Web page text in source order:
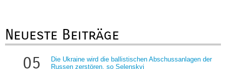
Neueste Beiträge
05
Die Ukraine wird die ballistischen Abschussanlagen der
Russen zerstören, so Selenskyj